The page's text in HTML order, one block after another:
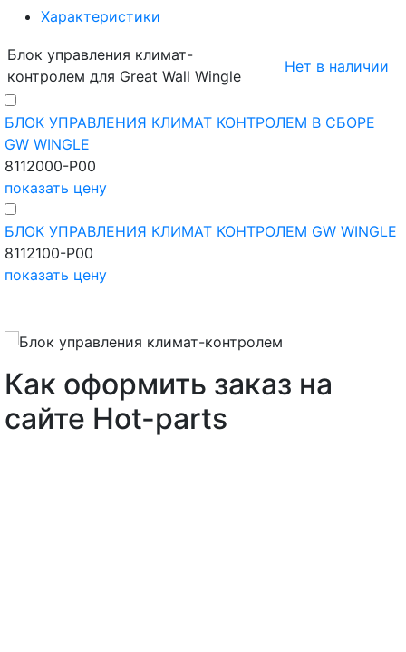
Характеристики
Блок управления климат-
контролем для Great Wall Wingle
Нет в наличии
БЛОК УПРАВЛЕНИЯ КЛИМАТ КОНТРОЛЕМ В СБОРЕ
GW WINGLE
8112000-P00
показать цену
БЛОК УПРАВЛЕНИЯ КЛИМАТ КОНТРОЛЕМ GW WINGLE
8112100-P00
показать цену
Как оформить заказ на
сайте Hot-parts